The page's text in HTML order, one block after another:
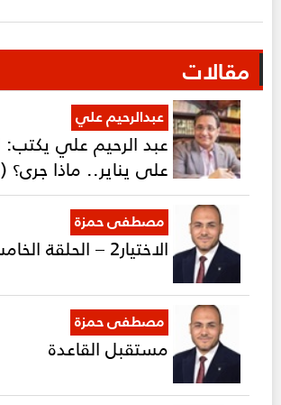
مقالات
عبدالرحيم علي
على يناير.. ماذا جرى؟ (1 - 3)
مصطفى حمزة
الاختيار2 – الحلقة الخامسة
مصطفى حمزة
مستقبل القاعدة